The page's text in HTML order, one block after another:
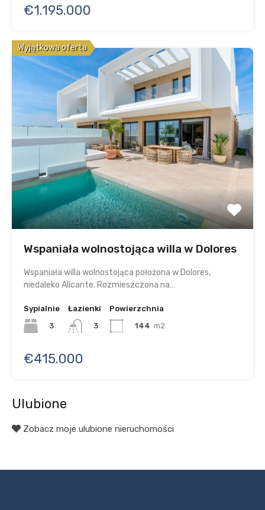
€1.195.000
Wyjątkowa oferta
Wspaniała wolnostojąca willa w Dolores
Wspaniała willa wolnostojąca położona w Dolores,
niedaleko Alicante. Rozmieszczona na…
Sypialnie
3
Łazienki
3
Powierzchnia
144 m2
€415.000
Ulubione
Zobacz moje ulubione nieruchomości